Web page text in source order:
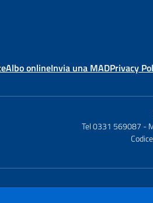
Albo onlineInvia una MADPrivacy
Tel 0331 569087 -